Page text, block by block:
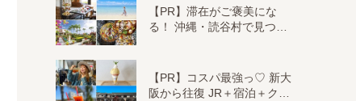
【PR】滞在がご褒美にな
る！ 沖縄・読谷村で見つ…
【PR】コスパ最強っ♡ 新大
阪から往復 JR＋宿泊＋ク…